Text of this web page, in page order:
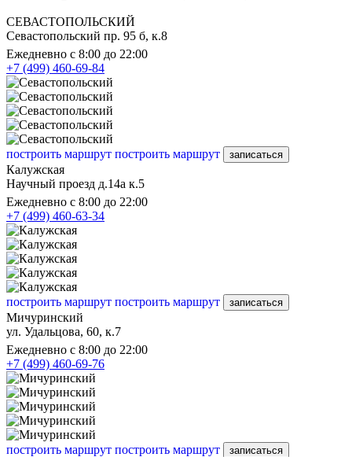
СЕВАСТОПОЛЬСКИЙ
Севастопольский пр. 95 б, к.8
Ежедневно с 8:00 до 22:00
+7 (499) 460-69-84
построить маршрут построить маршрут записаться
Калужская
Научный проезд д.14а к.5
Ежедневно с 8:00 до 22:00
+7 (499) 460-63-34
построить маршрут построить маршрут записаться
Мичуринский
ул. Удальцова, 60, к.7
Ежедневно с 8:00 до 22:00
+7 (499) 460-69-76
построить маршрут построить маршрут записаться